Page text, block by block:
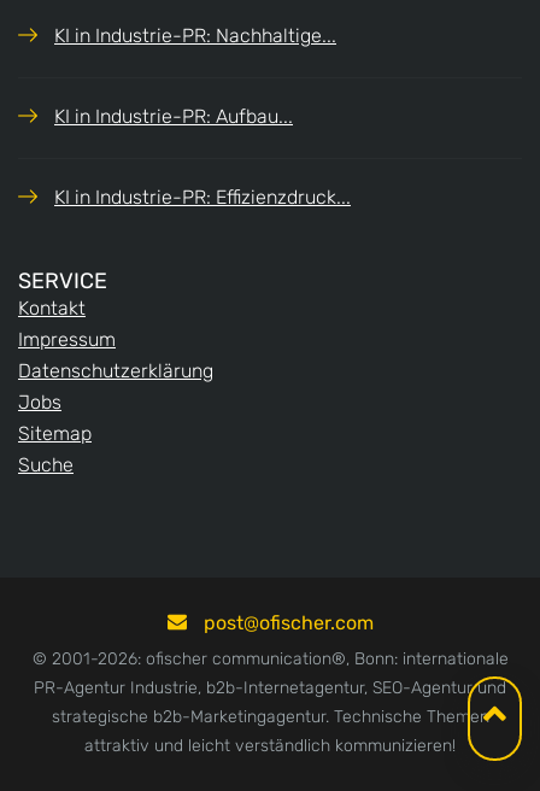
KI in Industrie-PR: Nachhaltige...
KI in Industrie-PR: Aufbau...
KI in Industrie-PR: Effizienzdruck...
SERVICE
Kontakt
Impressum
Datenschutzerklärung
Jobs
Sitemap
Suche
post ofischer.com
© 2001-2026: ofischer communication®, Bonn: internationale
PR-Agentur Industrie, b2b-Internetagentur, SEO-Agentur und
strategische b2b-Marketingagentur. Technische Themen
attraktiv und leicht verständlich kommunizieren!